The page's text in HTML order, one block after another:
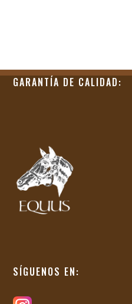
GARANTÍA DE CALIDAD:
SÍGUENOS EN: